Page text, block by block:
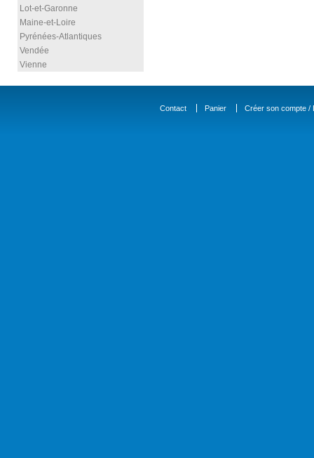
Lot-et-Garonne
Maine-et-Loire
Pyrénées-Atlantiques
Vendée
Vienne
Contact Panier Créer son compte /